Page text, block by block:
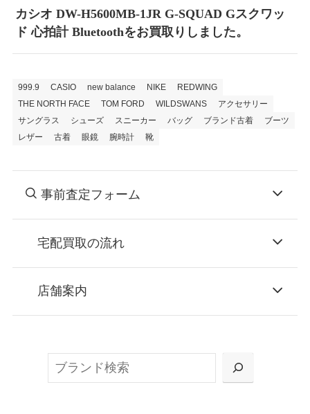
カシオ DW-H5600MB-1JR G-SQUAD Gスクワッ
ド 心拍計 Bluetoothをお買取りしました。
999.9 CASIO new balance NIKE
REDWING
THE NORTH FACE
TOM FORD WILDSWANS
アクセサリー
サングラス
シューズ スニーカー バッグ ブランド古着
ブーツ
レザー
古着 眼鏡 腕時計 靴
事前査定フォーム
宅配買取の流れ
お申込み
または梱包材不要の「集荷申込」からお選び
店舗案内